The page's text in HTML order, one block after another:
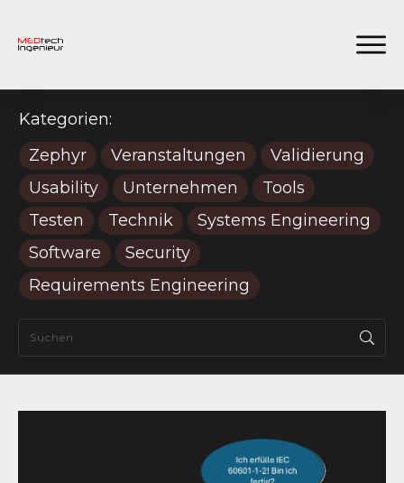
Kategorien:
Zephyr
Veranstaltungen
Validierung
Usability
Unternehmen
Tools
Testen
Technik
Systems Engineering
Software
Security
Requirements Engineering